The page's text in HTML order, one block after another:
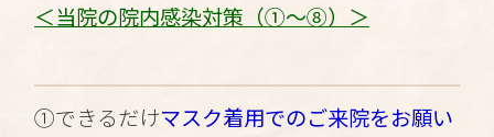
＜当院の院内感染対策（①～⑧）＞
①できるだけマスク着用でのご来院をお願い